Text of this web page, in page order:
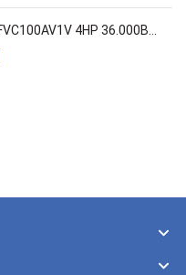
Tủ đứng Daikin FVC100AV1V 4HP 36.000BTU